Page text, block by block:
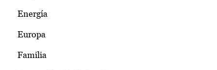
Energía
Europa
Familia